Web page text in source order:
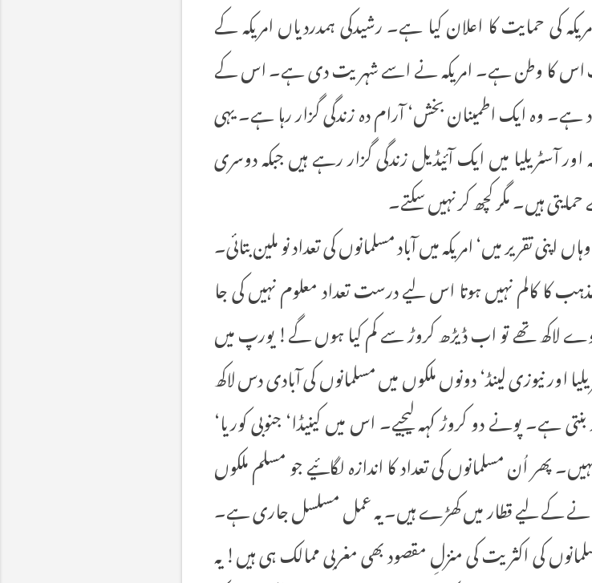
کی حمایت کا اعلان کیا ہے۔ رشیدکی ہمدردیاں امریکہ کے
اب اس کا وطن ہے۔ امریکہ نے اسے شہریت دی ہے۔ اس کے
ہے۔ وہ ایک اطمینان بخش‘ آرام دہ زندگی گزار رہا ہے۔ یہی
آسٹریلیا میں ایک آئیڈیل زندگی گزار رہے ہیں جبکہ دوسری
ہیں۔ مگر کچھ کر نہیں سکتے۔
اپنی تقریر میں‘ امریکہ میں آباد مسلمانوں کی تعداد نو ملین بتائی۔
کا کالم نہیں ہوتا اس لیے درست تعداد معلوم نہیں کی جا
پہلے‘ نوے لاکھ تھے تو اب ڈیڑھ کروڑ سے کم کیا ہوں گے! یورپ میں
اور نیوزی لینڈ‘ دونوں ملکوں میں مسلمانوں کی آبادی دس لاکھ
ہے۔ پونے دو کروڑ کہہ لیجیے۔ اس میں کینیڈا‘ جنوبی کوریا‘
پھر اُن مسلمانوں کی تعداد کا اندازہ لگائیے جو مسلم ملکوں
کے لیے قطار میں کھڑے ہیں۔ یہ عمل مسلسل جاری ہے۔
کی اکثریت کی منزلِ مقصود بھی مغربی ممالک ہی ہیں! یہ